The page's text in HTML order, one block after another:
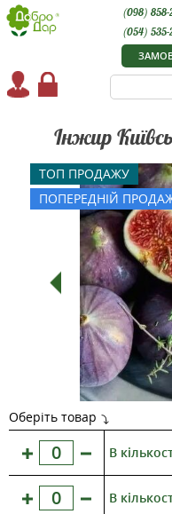
(098) 858-
(054) 535-
Інжир
ТОП ПРОДАЖУ
ПОПЕРЕДНІЙ
Оберіть товар
В
В